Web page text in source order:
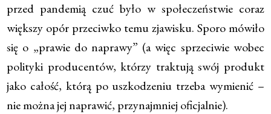
przed pandemią czuć było w społeczeństwie coraz
większy opór przeciwko temu zjawisku. Sporo mówiło
się o „prawie do naprawy” (a więc sprzeciwie wobec
polityki producentów, którzy traktują swój produkt
jako całość, którą po uszkodzeniu trzeba wymienić –
nie można jej naprawić, przynajmniej oficjalnie).